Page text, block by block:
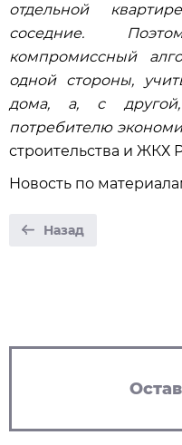
отдельной
соседние.
компромиссный
одной стороны,
дома, а, с другой,
потребителю
строительства и
Новость по
Назад